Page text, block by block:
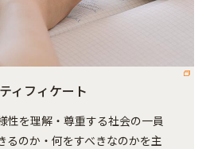
ィフィケート
性を理解・尊重する社会の一員
るのか・何をすべきなのかを主